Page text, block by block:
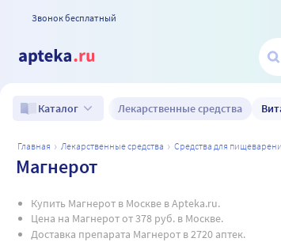
Звонок бесплатный
Каталог Лекарственные средства
главная лекарственные средства средства для
Магнерот
Купить Магнерот в Москве в Apteka.ru.
Цена на Магнерот от 378 руб. в Москве.
Доставка препарата Магнерот в 2720 аптек.